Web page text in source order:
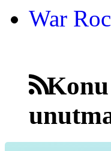
War
Konu